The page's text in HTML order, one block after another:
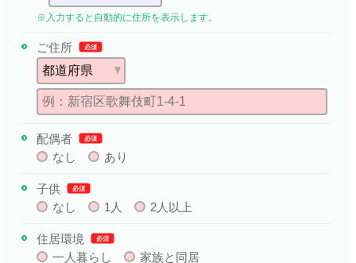
※入力すると自動的に住所を表示します。
ご住所 必須
配偶者 必須
なし あり
子供 必須
なし 1人 2人以上
住居環境 必須
一人暮らし
家族と同居